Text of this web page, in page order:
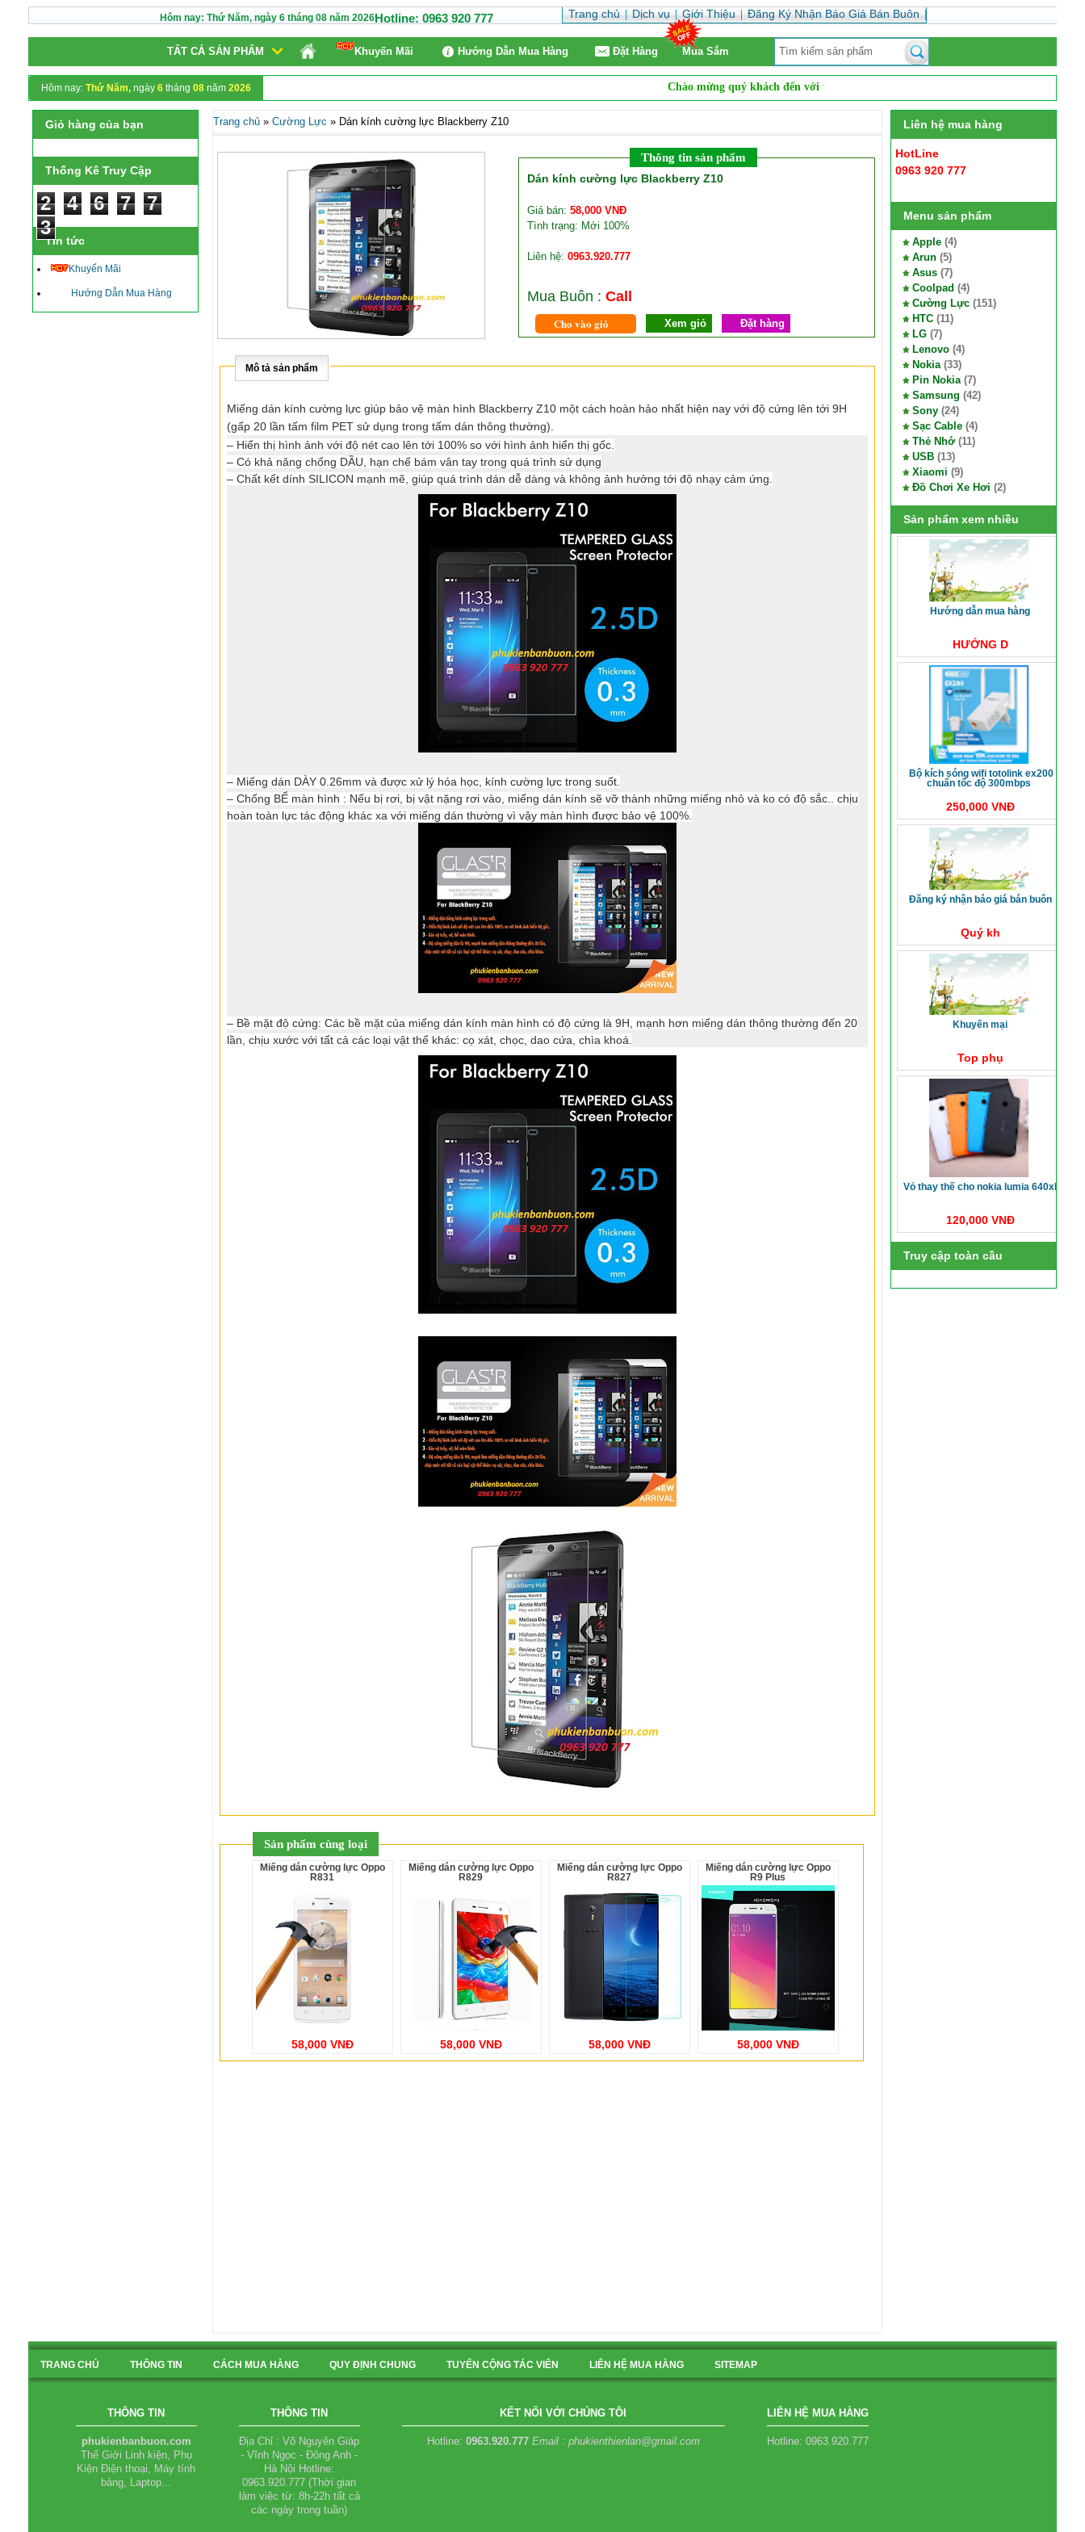
Hôm nay: Thứ Năm, ngày 6 tháng 08 năm 2026Hotline: 0963 920 777 Trang chủ Dịch vụ Giới Thiệu Đăng Ký Nhận Báo Giá Bán Buôn
TẤT CẢ SẢN PHẨM Khuyến Mãi Hướng Dẫn Mua Hàng Ðặt Hàng Mua Sắm
Hôm nay: Thứ Năm, ngày 6tháng 08năm 2026 Chào mừng quý khách đến với website
Giỏ hàng của bạn
Thống Kê Truy Cập
2 4 6 7
7
3
Tin tức
Khuyến Mãi
Hướng Dẫn Mua Hàng
Liên hệ mua hàng
HotLine
0963 920 777
Menu sản phẩm
Apple (4)
Arun (5)
Asus (7)
Coolpad (4)
Cường Lực (151)
HTC (11)
LG (7)
Lenovo (4)
Nokia (33)
Pin Nokia (7)
Samsung (42)
Sony (24)
Sạc Cable (4)
Thẻ Nhớ (11)
USB (13)
Xiaomi (9)
Đồ Chơi Xe Hơi (2)
Sản phẩm xem nhiều
hướng dẫn mua hàng
HƯỚNG D
bộ kích sóng wifi totolink ex200
chuẩn tốc độ 300mbps
250,000 VNĐ
đăng ký nhận báo giá bán buôn
Quý kh
khuyến mại
Top phụ
vỏ thay thế cho nokia lumia 640xl
120,000 VNĐ
Truy cập toàn cầu
Trang chủ» Cường Lực » Dán kính cường lực Blackberry Z10
Thông tin sản phẩm
Dán kính cường lực Blackberry Z10
Giá bán:58,000 VNĐ
Tình trạng: Mới 100%
Liên hệ:0963.920.777
Mua Buôn :Call
Cho vào giỏ Xem giỏ Đặt hàng
Mô tả sản phẩm
Miếng dán kính cường lực giúp bảo vệ màn hình Blackberry Z10 một cách hoàn hảo nhất hiện nay với độ cứng lên tới 9H
(gấp 20 lần tấm film PET sử dụng trong tấm dán thông thường).
– Hiển thị hình ảnh với độ nét cao lên tới 100% so với hình ảnh hiển thị gốc.
– Có khả năng chống DẦU, hạn chế bám vân tay trong quá trình sử dụng
– Chất kết dính SILICON mạnh mẽ, giúp quá trình dán dễ dàng và không ảnh hưởng tới độ nhạy cảm ứng.
– Miếng dán DÀY 0.26mm và được xử lý hóa học, kính cường lực trong suốt.
– Chống BỂ màn hình : Nếu bị rơi, bị vật nặng rơi vào, miếng dán kính sẽ vỡ thành những miếng nhỏ và ko có độ sắc.. chịu
hoàn toàn lực tác động khác xa với miếng dán thường vì vậy màn hình được bảo vệ 100%.
– Bề mặt độ cứng: Các bề mặt của miếng dán kính màn hình có độ cứng là 9H, mạnh hơn miếng dán thông thường đến 20
lần, chịu xước với tất cả các loại vật thể khác: cọ xát, chọc, dao cứa, chìa khoá.
Sản phẩm cùng loại
Miếng dán cường lực Oppo
R831
58,000 VNĐ
Miếng dán cường lực Oppo
R829
58,000 VNĐ
Miếng dán cường lực Oppo
R827
58,000 VNĐ
Miếng dán cường lực Oppo
R9 Plus
58,000 VNĐ
TRANG CHỦ THÔNG TIN CÁCH MUA HÀNG QUY ĐỊNH CHUNG TUYỂN CỘNG TÁC VIÊN LIÊN HỆ MUA HÀNG SITEMAP
THÔNG TIN
phukienbanbuon.com
Thế Giới Linh kiện, Phụ
Kiện Điện thoại, Máy tính
bảng, Laptop...
THÔNG TIN
Địa Chỉ : Võ Nguyên Giáp
- Vĩnh Ngọc - Đông Anh -
Hà Nội Hotline:
0963.920.777 (Thời gian
làm việc từ: 8h-22h tất cả
các ngày trong tuần)
KẾT NỐI VỚI CHÚNG TÔI
Hotline: 0963.920.777 Email : phukienthienlan@gmail.com
LIÊN HỆ MUA HÀNG
Hotline: 0963.920.777